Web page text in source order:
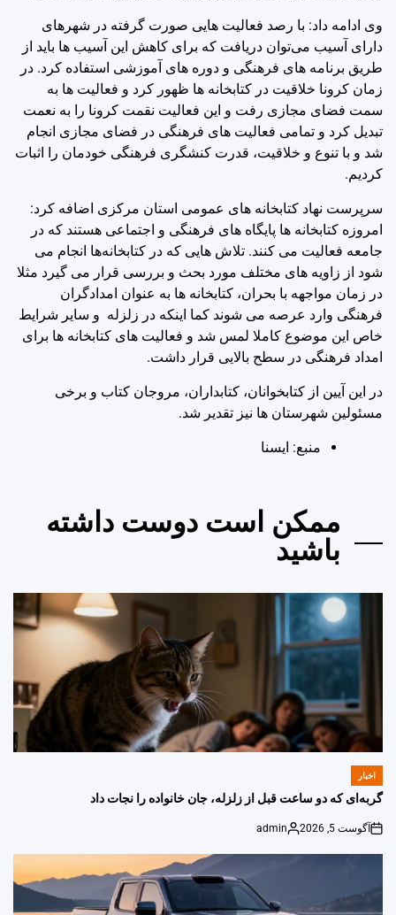
وی ادامه داد: با رصد فعالیت هایی صورت گرفته در شهرهای
دارای آسیب می‌توان دریافت که برای کاهش این آسیب ها باید از
طریق برنامه های فرهنگی و دوره های آموزشی استفاده کرد. در
زمان کرونا خلاقیت در کتابخانه ها ظهور کرد و فعالیت ها به
سمت فضای مجازی رفت و این فعالیت نقمت کرونا را به نعمت
تبدیل کرد و تمامی فعالیت های فرهنگی در فضای مجازی انجام
شد و با تنوع و خلاقیت، قدرت کنشگری فرهنگی خودمان را اثبات
کردیم.
سرپرست نهاد کتابخانه های عمومی استان مرکزی اضافه کرد:
امروزه کتابخانه ها پایگاه های فرهنگی و اجتماعی هستند که در
جامعه فعالیت می کنند. تلاش هایی که در کتابخانه‌ها انجام می
شود از زاویه های مختلف مورد بحث و بررسی قرار می گیرد مثلا
در زمان مواجهه با بحران، کتابخانه ها به عنوان امدادگران
فرهنگی وارد عرصه می شوند کما اینکه در زلزله و سایر شرایط
خاص این موضوع کاملا لمس شد و فعالیت های کتابخانه ها برای
امداد فرهنگی در سطح بالایی قرار داشت.
در این آیین از کتابخوانان، کتابداران، مروجان کتاب و برخی
مسئولین شهرستان ها نیز تقدیر شد.
منبع: ايسنا
ممکن است دوست داشته
باشید
POSTED
IN
اخبار
گربه‌ای که دو ساعت قبل از زلزله، جان خانواده را نجات داد
on
آگوست 5, 2026
Posted
admin